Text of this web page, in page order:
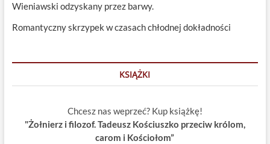
Wieniawski odzyskany przez barwy.
Romantyczny skrzypek w czasach chłodnej dokładności
KSIĄŻKI
Chcesz nas weprzeć? Kup książkę!
"Żołnierz i filozof. Tadeusz Kościuszko przeciw królom,
carom i Kościołom”